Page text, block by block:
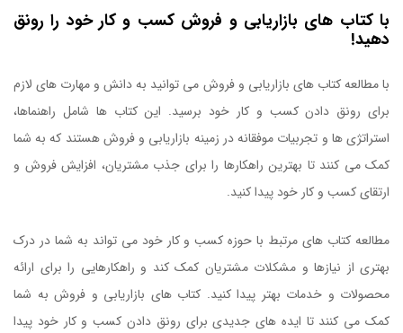
با کتاب های بازاریابی و فروش کسب و کار خود را رونق
دهید!
با مطالعه کتاب های بازاریابی و فروش می توانید به دانش و مهارت های لازم
برای رونق دادن کسب و کار خود برسید. این کتاب ها شامل راهنماها،
استراتژی ها و تجربیات موفقانه در زمینه بازاریابی و فروش هستند که به شما
کمک می کنند تا بهترین راهکارها را برای جذب مشتریان، افزایش فروش و
ارتقای کسب و کار خود پیدا کنید.
مطالعه کتاب های مرتبط با حوزه کسب و کار خود می تواند به شما در درک
بهتری از نیازها و مشکلات مشتریان کمک کند و راهکارهایی را برای ارائه
محصولات و خدمات بهتر پیدا کنید. کتاب های بازاریابی و فروش به شما
کمک می کنند تا ایده های جدیدی برای رونق دادن کسب و کار خود پیدا